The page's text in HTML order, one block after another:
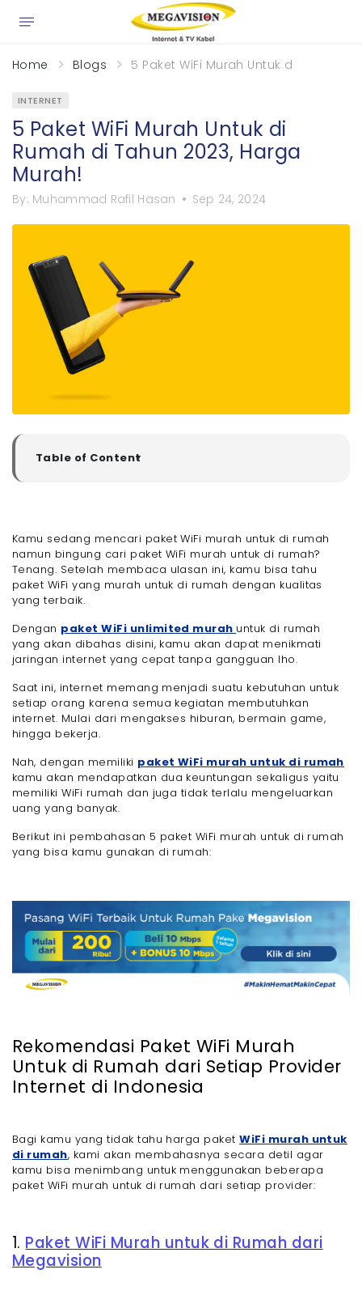
Home Blogs 5 Paket WiFi Murah Untuk di Rumah
INTERNET
5 Paket WiFi Murah Untuk di
Rumah di Tahun 2023, Harga
Murah!
By: Muhammad Rafil Hasan Sep 24, 2024
Table of Content
▼
- 2. Paket WiFi yang Murah untuk di Rumah dari
Oxygen
- 3. Paket Internet WiFi Murah untuk di Rumah dari
Groovy
- 5. Paket WiFi Murah untuk di rumah dari Indosat
HiFi
- Tentukan Kebutuhan Internet Kamu
- Bandingkan Harga dan Fasilitas
- Cek Review dan Testimoni
- Pertimbangkan Jangkauan dan Stabilitas Sinyal
- Pilih Paket yang Fleksibel
- Pakai Paket WiFi Murah untuk di Rumah dari
Gangguan
- 1. Paket Hemat untuk Browseran dan Sosmed
Kamu sedang mencari paket WiFi murah untuk di rumah
namun bingung cari paket WiFi murah untuk di rumah?
Tenang. Setelah membaca ulasan ini, kamu bisa tahu
paket WiFi yang murah untuk di rumah dengan kualitas
yang terbaik.
Dengan paket WiFi unlimited murah untuk di rumah
yang akan dibahas disini, kamu akan dapat menikmati
jaringan internet yang cepat tanpa gangguan lho.
Saat ini, internet memang menjadi suatu kebutuhan untuk
setiap orang karena semua kegiatan membutuhkan
internet. Mulai dari mengakses hiburan, bermain game,
hingga bekerja.
Nah, dengan memiliki paket WiFi murah untuk di rumah
kamu akan mendapatkan dua keuntungan sekaligus yaitu
memiliki WiFi rumah dan juga tidak terlalu mengeluarkan
uang yang banyak.
Berikut ini pembahasan 5 paket WiFi murah untuk di rumah
yang bisa kamu gunakan di rumah:
Rekomendasi Paket WiFi Murah
Untuk di Rumah dari Setiap Provider
Internet di Indonesia
Bagi kamu yang tidak tahu harga paketWiFi murah untuk
di rumah, kami akan membahasnya secara detil agar
kamu bisa menimbang untuk menggunakan beberapa
paket WiFi murah untuk di rumah dari setiap provider:
1.Paket WiFi Murah untuk di Rumah dari
Megavision